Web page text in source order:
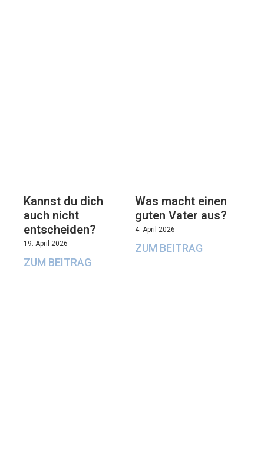
Kannst du dich
auch nicht
entscheiden?
19. April 2026
ZUM BEITRAG
Was macht einen
guten Vater aus?
4. April 2026
ZUM BEITRAG